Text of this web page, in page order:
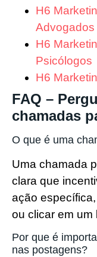
H6
Advogados
H6
Psicólogos
H6
FAQ –
chamadas
O que é uma
Uma chamada
clara que
ação
ou clicar em um
Por que é
nas postagens?